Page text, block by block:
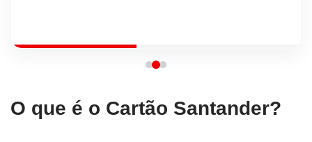
O que é o Cartão Santander?